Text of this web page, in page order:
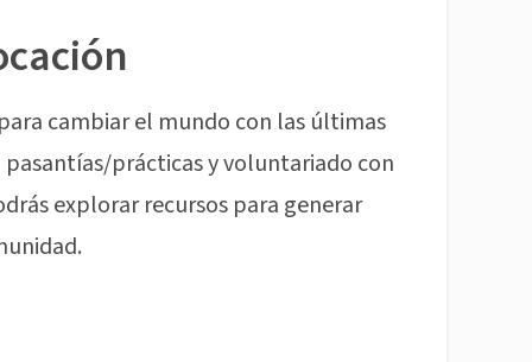
cambiar el mundo con las últimas
prácticas y voluntariado con
explorar recursos para generar